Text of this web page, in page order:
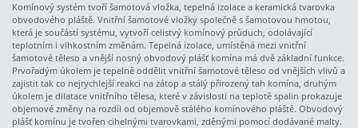
Komínový systém tvoří šamotová vložka, tepelná izolace a keramická tvarovka
obvodového pláště. Vnitřní šamotové vložky společně s šamotovou hmotou,
která je součástí systému, vytvoří celistvý komínový průduch, odolávající
teplotním i vlhkostním změnám. Tepelná izolace, umístěná mezi vnitřní
šamotové těleso a vnější nosný obvodový plášť komína má dvě základní funkce.
Prvořadým úkolem je tepelně oddělit vnitřní šamotové těleso od vnějších vlivů a
zajistit tak co nejrychlejší reakci na zátop a stálý přirozený tah komína, druhým
úkolem je dilatace vnitřního tělesa, které v závislosti na teplotě spalin prokazuje
objemové změny na rozdíl od objemově stálého komínového pláště. Obvodový
plášť komínu je tvořen cihelnými tvarovkami, zděnými pomocí dodávané malty.